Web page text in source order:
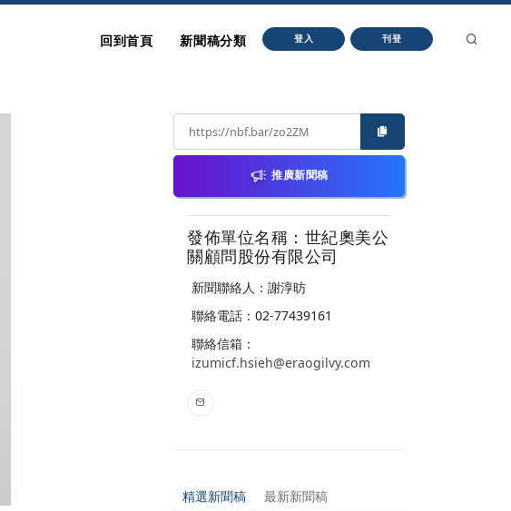
回到首頁 新聞稿分類 登入 刊登
推廣新聞稿
發佈單位名稱：世紀奧美公
關顧問股份有限公司
新聞聯絡人：謝淳昉
聯絡電話：02-77439161
聯絡信箱：
izumicf.hsieh@eraogilvy.com
精選新聞稿 最新新聞稿